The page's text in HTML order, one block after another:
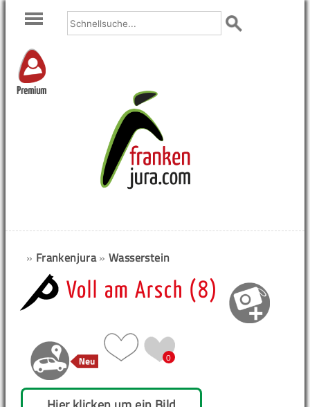
Premium
» Frankenjura»Wasserstein
Voll am Arsch (8)
0